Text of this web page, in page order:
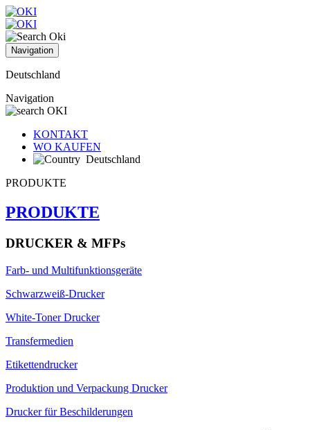
Navigation
Deutschland
Navigation
KONTAKT
WO KAUFEN
Deutschland
PRODUKTE
PRODUKTE
DRUCKER & MFPs
Farb- und Multifunktionsgeräte
Schwarzweiß-Drucker
White-Toner Drucker
Transfermedien
Etikettendrucker
Produktion und Verpackung Drucker
Drucker für Beschilderungen